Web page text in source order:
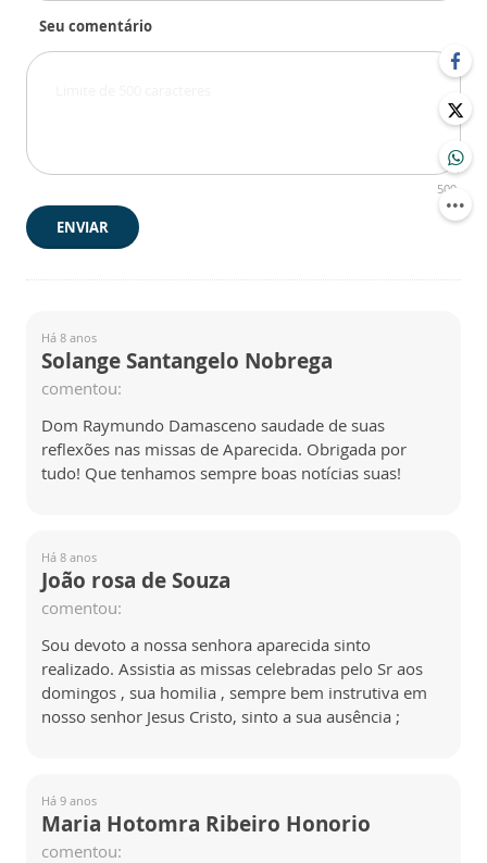
Seu comentário
500
ENVIAR
Há 8 anos
Solange Santangelo Nobrega
comentou:
Dom Raymundo Damasceno saudade de suas
reflexões nas missas de Aparecida. Obrigada por
tudo! Que tenhamos sempre boas notícias suas!
Há 8 anos
João rosa de Souza
comentou:
Sou devoto a nossa senhora aparecida sinto
realizado. Assistia as missas celebradas pelo Sr aos
domingos , sua homilia , sempre bem instrutiva em
nosso senhor Jesus Cristo, sinto a sua ausência ;
Há 9 anos
Maria Hotomra Ribeiro Honorio
comentou: